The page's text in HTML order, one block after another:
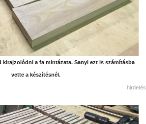
kirajzolódni a fa mintázata. Sanyi ezt is számításba
vette a készítésnél.
hirdetés